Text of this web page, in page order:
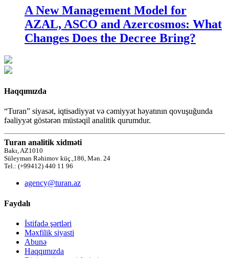
A New Management Model for
AZAL, ASCO and Azercosmos: What
Changes Does the Decree Bring?
Haqqımızda
“Turan” siyasət, iqtisadiyyat və cəmiyyət həyatının qovuşuğunda
fəaliyyət göstərən müstəqil analitik qurumdur.
Turan analitik xidməti
Bakı, AZ1010
Süleyman Rəhimov küç.,186, Mən. 24
Tel.: (+99412) 440 11 96
agency@turan.az
Faydalı
İstifadə şərtləri
Məxfilik siyasti
Abunə
Haqqımızda